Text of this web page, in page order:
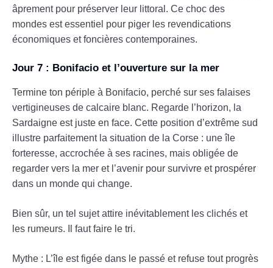
âprement pour préserver leur littoral. Ce choc des
mondes est essentiel pour piger les revendications
économiques et foncières contemporaines.
Jour 7 : Bonifacio et l’ouverture sur la mer
Termine ton périple à Bonifacio, perché sur ses falaises
vertigineuses de calcaire blanc. Regarde l’horizon, la
Sardaigne est juste en face. Cette position d’extrême sud
illustre parfaitement la situation de la Corse : une île
forteresse, accrochée à ses racines, mais obligée de
regarder vers la mer et l’avenir pour survivre et prospérer
dans un monde qui change.
Bien sûr, un tel sujet attire inévitablement les clichés et
les rumeurs. Il faut faire le tri.
Mythe : L’île est figée dans le passé et refuse tout progrès